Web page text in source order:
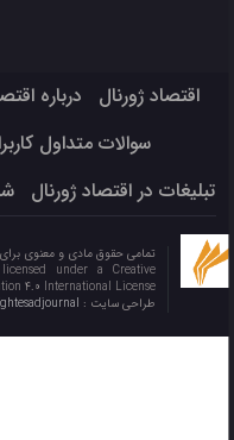
اقتصاد ژورنال درباره
سوالات متداول
تبلیغات در اقتصاد ژورنال
تمامی حقوق مادی و معنوی
under a Creative
4.0 International License ©️
طراحی سایت :